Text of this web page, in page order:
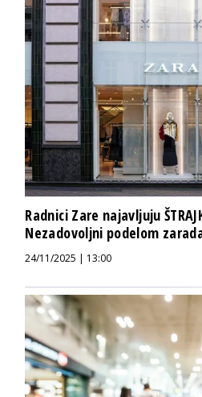
Radnici Zare najavljuju
Nezadovoljni podelom
24/11/2025 | 13:00